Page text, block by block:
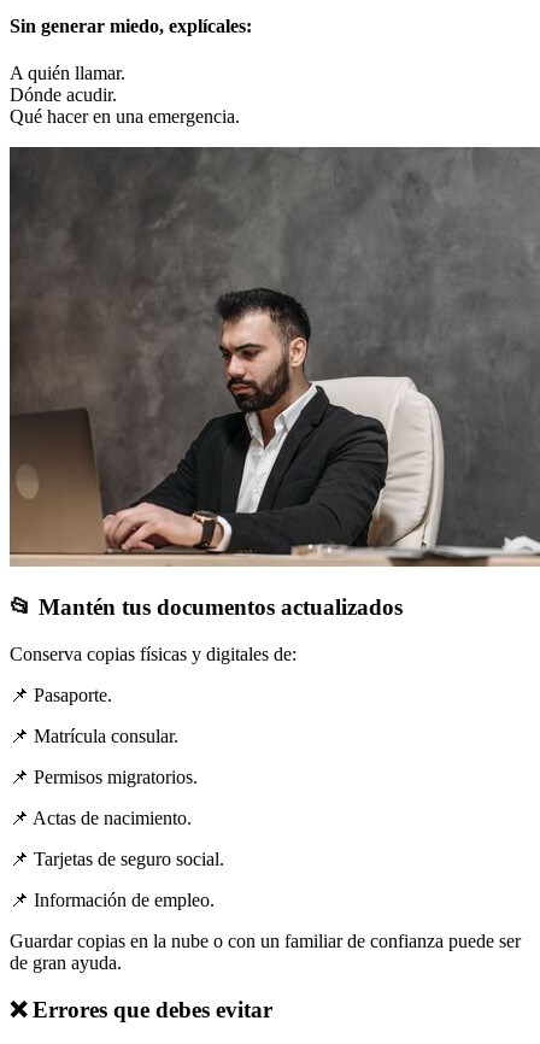
Sin generar miedo, explícales:
A quién llamar.
Dónde acudir.
Qué hacer en una emergencia.
📂 Mantén tus documentos actualizados
Conserva copias físicas y digitales de:
📌 Pasaporte.
📌 Matrícula consular.
📌 Permisos migratorios.
📌 Actas de nacimiento.
📌 Tarjetas de seguro social.
📌 Información de empleo.
Guardar copias en la nube o con un familiar de confianza puede ser
de gran ayuda.
❌ Errores que debes evitar